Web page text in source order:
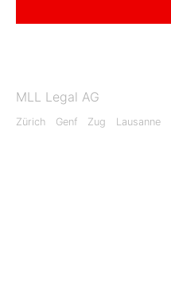
MLL Legal AG
Zürich Genf Zug Lausanne